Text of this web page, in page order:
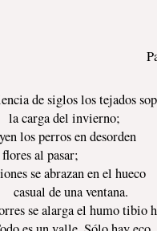
de siglos los tejados
la carga del invierno;
los perros en desorden
flores al pasar;
se abrazan en el hueco
casual de una ventana.
se alarga el humo tibio